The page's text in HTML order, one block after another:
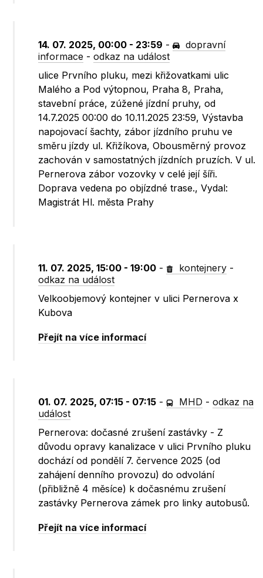
14. 07. 2025, 00:00 - 23:59 -
dopravní
informace -odkaz na událost
ulice Prvního pluku, mezi křižovatkami ulic
Malého a Pod výtopnou, Praha 8, Praha,
stavební práce, zúžené jízdní pruhy, od
14.7.2025 00:00 do 10.11.2025 23:59, Výstavba
napojovací šachty, zábor jízdního pruhu ve
směru jízdy ul. Křižíkova, Obousměrný provoz
zachován v samostatných jízdních pruzích. V ul.
Pernerova zábor vozovky v celé její šíři.
Doprava vedena po objízdné trase., Vydal:
Magistrát Hl. města Prahy
11. 07. 2025, 15:00 - 19:00 - kontejnery -
odkaz na událost
Velkoobjemový kontejner v ulici Pernerova x
Kubova
Přejít na více informací
01. 07. 2025, 07:15 - 07:15 - MHD -odkaz na
událost
Pernerova: dočasné zrušení zastávky - Z
důvodu opravy kanalizace v ulici Prvního pluku
dochází od pondělí 7. července 2025 (od
zahájení denního provozu) do odvolání
(přibližně 4 měsíce) k dočasnému zrušení
zastávky Pernerova zámek pro linky autobusů.
Přejít na více informací